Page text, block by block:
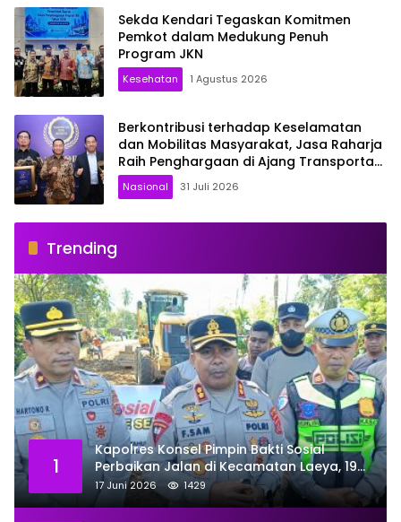
Sekda Kendari Tegaskan Komitmen
Pemkot dalam Medukung Penuh
Program JKN
Kesehatan 1 Agustus 2026
Berkontribusi terhadap Keselamatan
dan Mobilitas Masyarakat, Jasa Raharja
Raih Penghargaan di Ajang Transportasi
Indonesia Awards 2026
Nasional 31 Juli 2026
Trending
1
Kapolres Konsel Pimpin Bakti Sosial
Perbaikan Jalan di Kecamatan Laeya, 19
Titik Rusak Siap Ditambal
17 Juni 2026 1429